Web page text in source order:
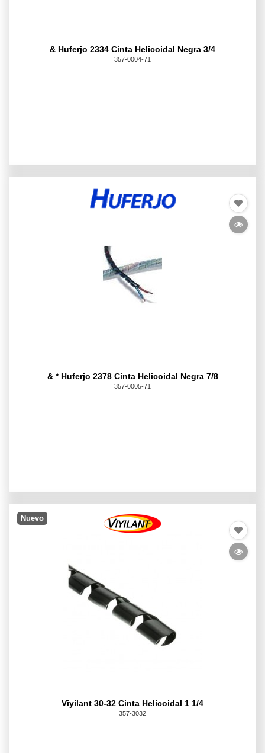
& Huferjo 2334 Cinta Helicoidal Negra 3/4
357-0004-71
& * Huferjo 2378 Cinta Helicoidal Negra 7/8
357-0005-71
Nuevo
Viyilant 30-32 Cinta Helicoidal 1 1/4
357-3032